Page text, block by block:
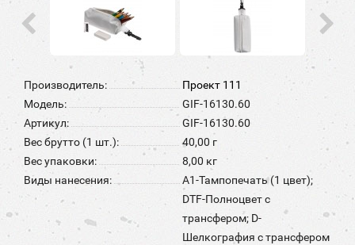
Производитель:
Проект 111
Модель:
GIF-16130.60
Артикул:
GIF-16130.60
Вес брутто (1 шт.):
40,00 г
Вес упаковки:
8,00 кг
Виды нанесения:
A1-Тампопечать (1 цвет);
DTF-Полноцвет с
трансфером; D-
Шелкография с трансфером